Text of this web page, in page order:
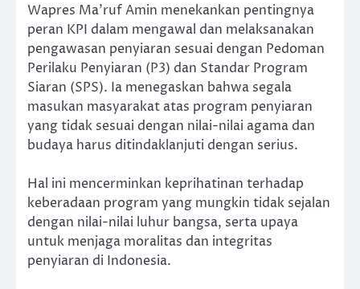
Wapres Ma’ruf Amin menekankan pentingnya
peran KPI dalam mengawal dan melaksanakan
pengawasan penyiaran sesuai dengan Pedoman
Perilaku Penyiaran (P3) dan Standar Program
Siaran (SPS). Ia menegaskan bahwa segala
masukan masyarakat atas program penyiaran
yang tidak sesuai dengan nilai-nilai agama dan
budaya harus ditindaklanjuti dengan serius.
Hal ini mencerminkan keprihatinan terhadap
keberadaan program yang mungkin tidak sejalan
dengan nilai-nilai luhur bangsa, serta upaya
untuk menjaga moralitas dan integritas
penyiaran di Indonesia.